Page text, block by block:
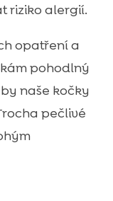
riziko alergií.
opatření a
pohodlný
naše kočky
pečlivé